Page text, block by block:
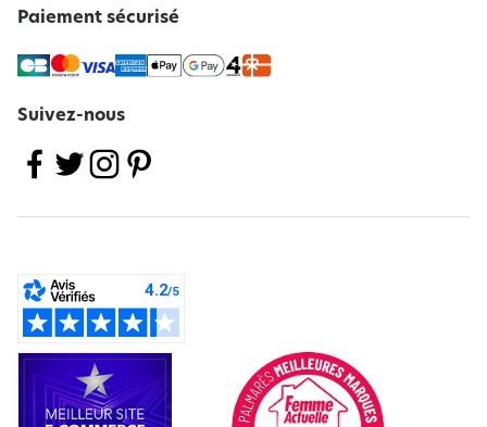
Paiement sécurisé
Suivez-nous